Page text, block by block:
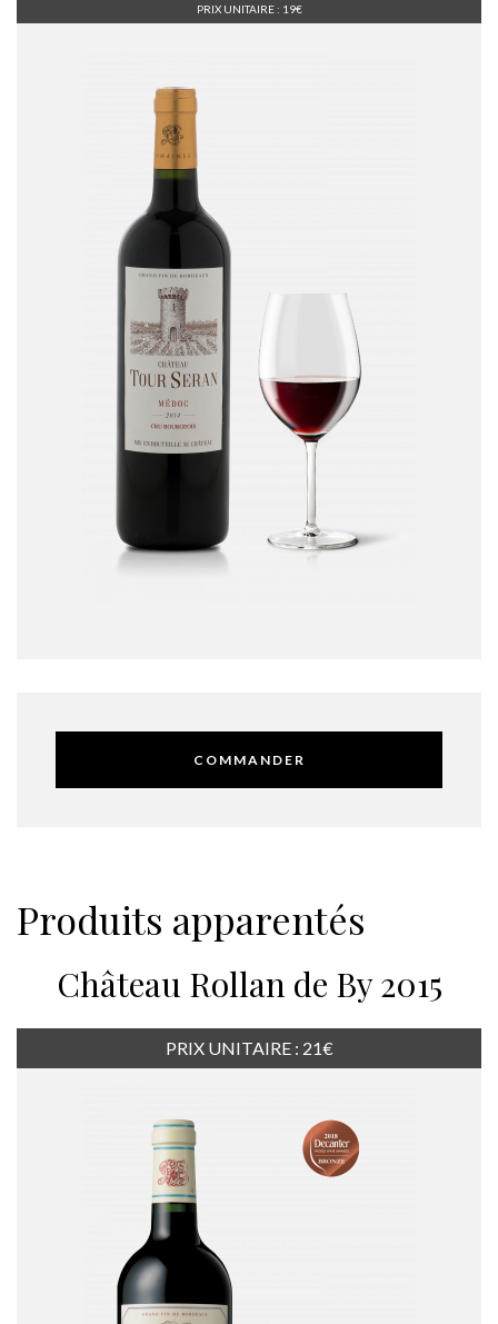
PRIX UNITAIRE : 19€
COMMANDER
Produits apparentés
Château Rollan de By 2015
PRIX UNITAIRE : 21€